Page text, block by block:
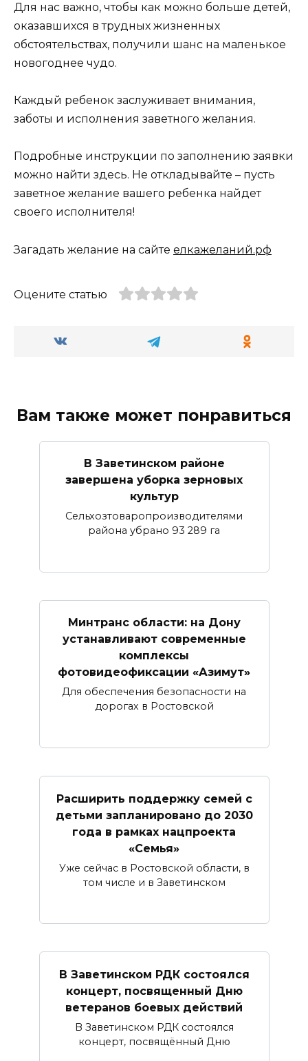
Для нас важно, чтобы как можно больше детей,
оказавшихся в трудных жизненных
обстоятельствах, получили шанс на маленькое
новогоднее чудо.
Каждый ребенок заслуживает внимания,
заботы и исполнения заветного желания.
Подробные инструкции по заполнению заявки
можно найти здесь. Не откладывайте – пусть
заветное желание вашего ребенка найдет
своего исполнителя!
Загадать желание на сайте елкажеланий.рф
Оцените статью
Вам также может понравиться
В Заветинском районе
завершена уборка зерновых
культур
Сельхозтоваропроизводителями
района убрано 93 289 га
Минтранс области: на Дону
устанавливают современные
комплексы
фотовидеофиксации «Азимут»
Для обеспечения безопасности на
дорогах в Ростовской
Расширить поддержку семей с
детьми запланировано до 2030
года в рамках нацпроекта
«Семья»
Уже сейчас в Ростовской области, в
том числе и в Заветинском
В Заветинском РДК состоялся
концерт, посвященный Дню
ветеранов боевых действий
В Заветинском РДК состоялся
концерт, посвящённый Дню